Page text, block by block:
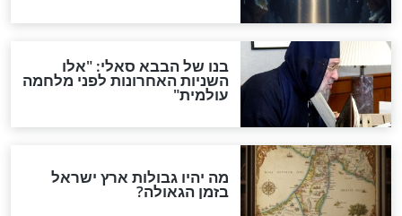
לכל המאמרים